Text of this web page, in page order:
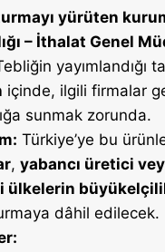
yürüten
– İthalat Genel
yayımlandığı
içinde, ilgili firmalar
sunmak zorunda.
Türkiye’ye bu
, yabancı üretici
ülkelerin
dâhil edilecek.